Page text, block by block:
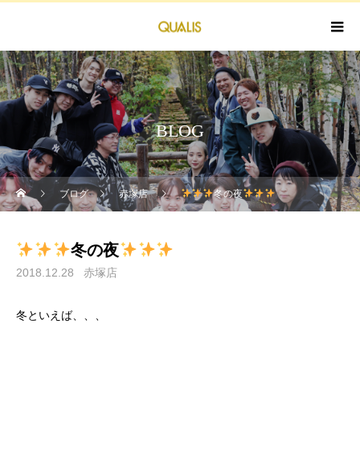
BLOG
ブログ 赤塚店 冬の夜
冬の夜
2018.12.28 赤塚店
冬といえば、、、